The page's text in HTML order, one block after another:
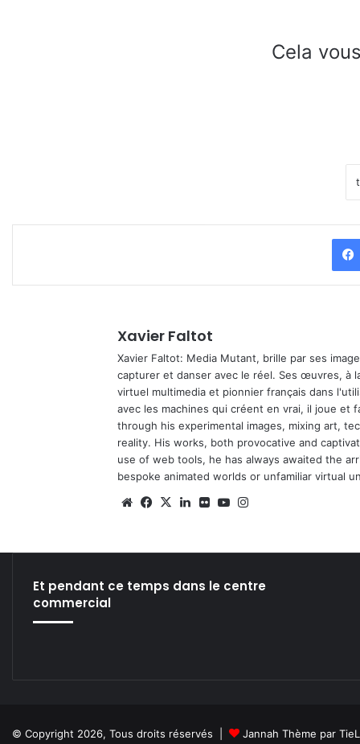
Cela
Xavier Faltot
Xavier Faltot: Media Mutant, brille par ses
capturer et danser avec le réel. Ses œuvres, à
virtuel multimedia et pionnier français dans
avec les machines qui créent en vrai, il joue et
through his experimental images, mixing art,
reality. His works, both provocative and
use of web tools, he has always awaited the
bespoke animated worlds or unfamiliar virtual
We Fa
X
Lin Fli Yo
Et pendant ce temps dans le centre
commercial
© Copyright 2026, Tous droits réservés | Jannah Thème par